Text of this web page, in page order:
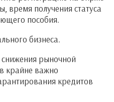
время получения статуса
пособия.
бизнеса.
снижения рыночной
крайне важно
кредитов